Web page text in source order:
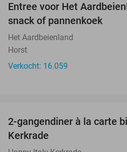
Entree voor Het
snack of pannenkoek
Het Aardbeienland
Horst
Verkocht: 16.059
2-gangendiner à la carte
Kerkrade